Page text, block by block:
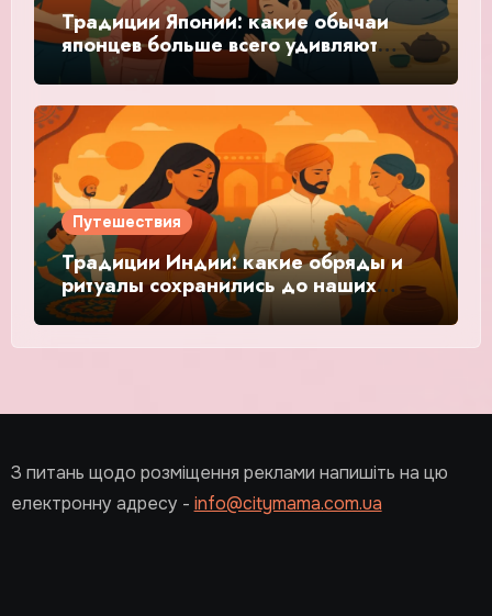
Традиции Японии: какие обычаи
японцев больше всего удивляют
туристов?
Путешествия
Традиции Индии: какие обряды и
ритуалы сохранились до наших
дней?
З питань щодо розміщення реклами напишіть на цю
електронну адресу - info@citymama.com.ua